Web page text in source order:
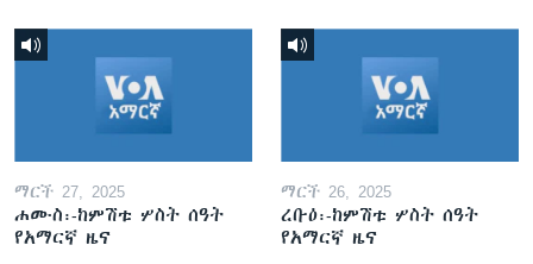
ማርች 27, 2025
ሐሙስ፡-ከምሽቱ ሦስት ሰዓት
የአማርኛ ዜና
ማርች 26, 2025
ረቡዕ፡-ከምሽቱ ሦስት ሰዓት
የአማርኛ ዜና